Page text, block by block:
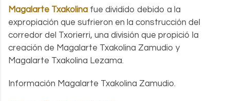
Magalarte Txakolina fue dividido debido a la
expropiación que sufrieron en la construcción del
corredor del Txorierri, una división que propició la
creación de Magalarte Txakolina Zamudio y
Magalarte Txakolina Lezama.
Información Magalarte Txakolina Zamudio.